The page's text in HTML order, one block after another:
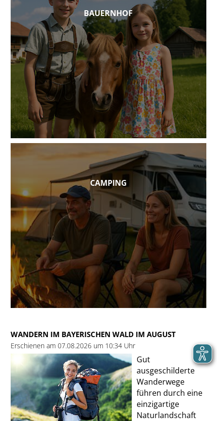
BAUERNHOF
CAMPING
WANDERN IM BAYERISCHEN WALD IM AUGUST
Erschienen am 07.08.2026 um 10:34 Uhr
Gut
ausgeschilderte
Wanderwege
führen durch eine
einzigartige
Naturlandschaft